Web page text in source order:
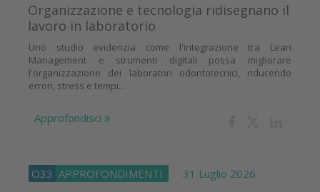
Organizzazione e tecnologia ridisegnano il
lavoro in laboratorio
Uno studio evidenzia come l'integrazione tra Lean
Management e strumenti digitali possa migliorare
l'organizzazione dei laboratori odontotecnici, riducendo
errori, stress e tempi...
Approfondisci
O33 APPROFONDIMENTI 31 Luglio 2026